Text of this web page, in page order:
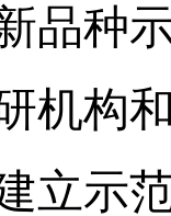
品种
机构
立示